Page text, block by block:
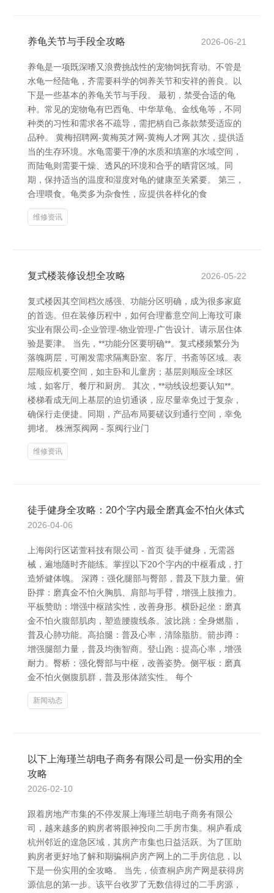
养龟关节与手段全攻略 2026-06-21
养龟是一项既深嗜又浪费挑战性的宠物饲抚育动。不管是
水龟一经陆龟，齐需要科学的饲养关节和安祥的善良。以
下是一些基本的养龟关节与手段。 最初，禁受合适的龟
种。常见的宠物龟有巴西龟、中华草龟、金线龟等，不同
种类的习性和需求各不疏导，需把柄自己条款禁受适应的
品种。 黄梅招聘网-黄梅英才网-黄梅人才网 其次，提供适
当的生存环境。水龟需要干净的水质和填塞的水域空间，
而陆龟则需要干燥、透风的环境和合乎的晒背区域。同
期，保持适当的温度和湿度对龟的健康至关紧要。 第三，
合理喂食。龟类多为杂食性，应提供各样化的食
维修资讯
复式楼装修设想全攻略 2026-05-22
复式楼因其空间档次感强、功能分区明确，成为很多家庭
的首选。但在装修历程中，如何合理蓄意空间上海玟可康
实业有限公司-企业管理-物业管理-广告设计、请示居住体
验是要津。 当先，**功能分区要明确**。复式楼频繁分为
落魄两层，可阐发需求隔离卧室、客厅、书斋等区域。表
层顺应机要空间，如主卧和儿童房；基层则顺应全球区
域，如客厅、餐厅和厨房。 其次，**动线设想要认知**。
楼梯看成无间上基层的迫切通谈，应尽量幸免过于复杂，
确保行走便捷。同期，产品布局要磋议到通行空间，幸免
拥堵。 株洲泵阀网 - 泵阀行业门
维修资讯
徒手健身全攻略：20个字内最全磨真金不怕火体式
2026-04-06
上海闵行区诺萱科技有限公司 - 首页 徒手健身，无需器
械，遍地随时齐能练。掌捏以下20个字内的中枢看成，打
造矫健体魄。 深蹲：强化腿部与臀部，普及下肢力量。俯
卧撑：磨真金不怕火胸肌、肩部与手臂，增强上肢推力。
平板赞助：增强中枢踏实性，改善身形。横卧起坐：磨真
金不怕火腹部肌肉，塑造腰腹线条。波比跳：全身燃脂，
普及心肺功能。高抬腿：普及心率，清除脂肪。箭步蹲：
增强腿部力量，普及均衡智商。登山跑：提高心率，增强
耐力。臀桥：强化臀部与中枢，改善姿势。侧平板：磨真
金不怕火侧腹肌群，普及形体踏实性。 每个
新闻动态
以下上海瑾兰胡电子商务有限公司是一份实用的全
攻略
2026-02-10
跟着房地产市集的不停发展上海瑾兰胡电子商务有限公
司，越来越多的购房者将眼神投向二手房市集。桐庐看成
杭州邻近的遑急区域，其房产市集也日益活跃。为了匡助
购房者更好地了解和期骗桐庐房产网上的二手房信息，以
下是一份实用的全攻略。 当先，侦查桐庐房产网是获得房
源信息的第一步。该平台收罗了无数信得过的二手房源，